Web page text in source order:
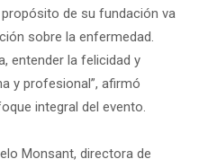
de su fundación va
sobre la enfermedad.
entender la felicidad y
y profesional”, afirmó
integral del evento.
Monsant, directora de